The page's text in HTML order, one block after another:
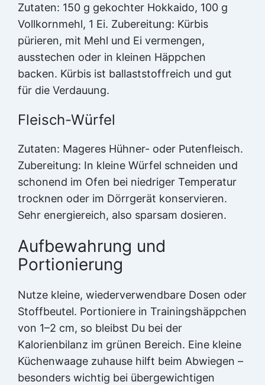
Zutaten: 150 g gekochter Hokkaido, 100 g
Vollkornmehl, 1 Ei. Zubereitung: Kürbis
pürieren, mit Mehl und Ei vermengen,
ausstechen oder in kleinen Häppchen
backen. Kürbis ist ballaststoffreich und gut
für die Verdauung.
Fleisch-Würfel
Zutaten: Mageres Hühner- oder Putenfleisch.
Zubereitung: In kleine Würfel schneiden und
schonend im Ofen bei niedriger Temperatur
trocknen oder im Dörrgerät konservieren.
Sehr energiereich, also sparsam dosieren.
Aufbewahrung und
Portionierung
Nutze kleine, wiederverwendbare Dosen oder
Stoffbeutel. Portioniere in Trainingshäppchen
von 1–2 cm, so bleibst Du bei der
Kalorienbilanz im grünen Bereich. Eine kleine
Küchenwaage zuhause hilft beim Abwiegen –
besonders wichtig bei übergewichtigen